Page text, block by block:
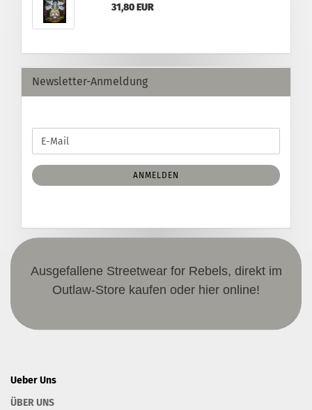
31,80 EUR
Newsletter-Anmeldung
ZUR
ANMELDUNG
E-
Mail
ANMELDEN
Ausgefallene Streetwear for Rebels, direkt im
Outlaw-Store kaufen oder hier online!
Ueber Uns
ÜBER UNS